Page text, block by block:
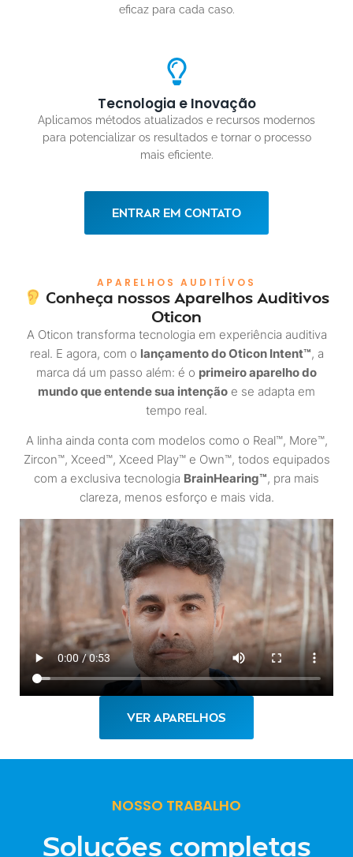
eficaz para cada caso.
Tecnologia e Inovação
Aplicamos métodos atualizados e recursos modernos
para potencializar os resultados e tornar o processo
mais eficiente.
ENTRAR EM CONTATO
APARELHOS AUDITÍVOS
Conheça nossos Aparelhos Auditivos
Oticon
A Oticon transforma tecnologia em experiência auditiva
real. E agora, com o lançamento do Oticon Intent™, a
marca dá um passo além: é o primeiro aparelho do
mundo que entende sua intenção e se adapta em
tempo real.
A linha ainda conta com modelos como o Real™, More™,
Zircon™, Xceed™, Xceed Play™ e Own™, todos equipados
com a exclusiva tecnologia BrainHearing™, pra mais
clareza, menos esforço e mais vida.
VER APARELHOS
NOSSO TRABALHO
Soluções completas